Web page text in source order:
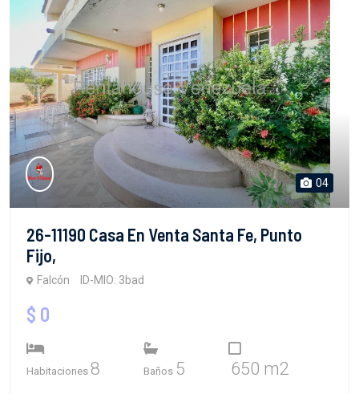
04
26-11190 Casa En Venta Santa Fe, Punto
Fijo,
Falcón ID-MIO: 3bad
$ 0
Habitaciones 8 Baños 5 650 m2